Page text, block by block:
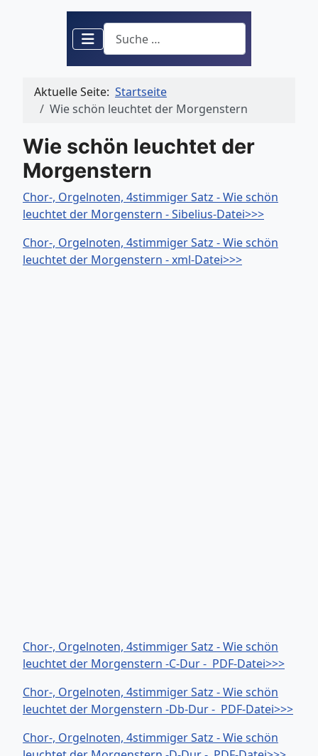
Suchen
Aktuelle Seite: Startseite
Wie schön leuchtet der Morgenstern
Wie schön leuchtet der
Morgenstern
Chor-, Orgelnoten, 4stimmiger Satz - Wie schön
leuchtet der Morgenstern - Sibelius-Datei>>>
Chor-, Orgelnoten, 4stimmiger Satz - Wie schön
leuchtet der Morgenstern - xml-Datei>>>
Chor-, Orgelnoten, 4stimmiger Satz - Wie schön
leuchtet der Morgenstern -C-Dur - PDF-Datei>>>
Chor-, Orgelnoten, 4stimmiger Satz - Wie schön
leuchtet der Morgenstern -Db-Dur - PDF-Datei>>>
Chor-, Orgelnoten, 4stimmiger Satz - Wie schön